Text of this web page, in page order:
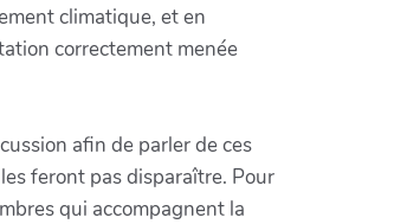
climatique, et en
correctement menée
afin de parler de ces
feront pas disparaître. Pour
qui accompagnent la